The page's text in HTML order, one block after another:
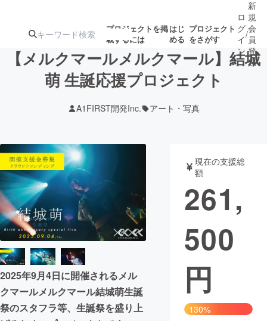
プロジェクトを掲
載するには
はじ
める
プロジェクト
をさがす
ターン
ジェクト
募集終了が近いプ
ロジェクト
アート・写真 音楽
テクノロジー・ガジェット ゲーム・サ
映像・映画
ビジネス・起業
まちづくり・地域活性化
ロ
グ
イ
ン
/
新
規
会
員
登
録
【メルクマールメルクマール】結城
萌 生誕応援プロジェクト
A1FIRST開発Inc. アート・写真
2025年9月4日に開催されるメル
クマールメルクマール結城萌生誕
祭のスタフラ等、生誕祭を盛り上
現在の支援総
額
261,
500
円
130%